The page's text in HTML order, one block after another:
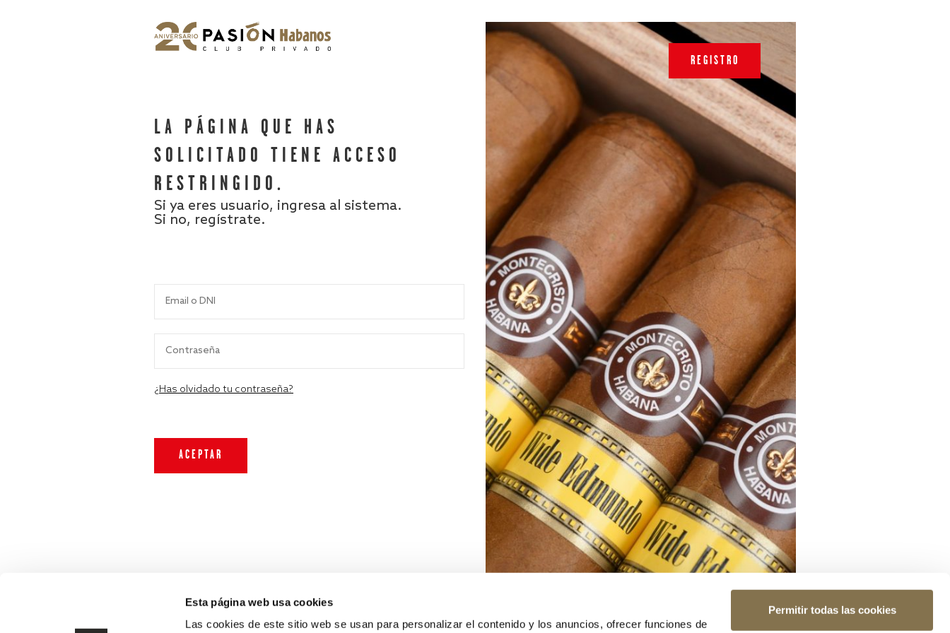
Esta página web usa cookies
Las cookies de este sitio web se usan para personalizar el contenido y los anuncios, ofrecer funciones de
Permitir todas las cookies
LA PÁGINA QUE HAS
SOLICITADO TIENE ACCESO
RESTRINGIDO.
Si ya eres usuario, ingresa al sistema.
Si no, regístrate.
¿Has olvidado tu contraseña?
REGISTRO